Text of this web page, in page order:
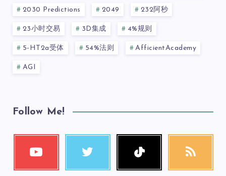
2030 Predictions 2049 232阿秒
23小时交易 3D集成 4%规则
5-HT2a受体 54%法则 AfficientAcademy
AGI
Follow Me!